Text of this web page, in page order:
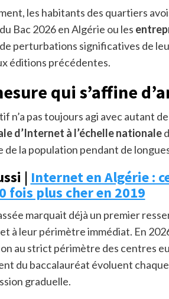
les habitants des quartiers
Bac 2026 en Algérie ou les
perturbations significatives de
éditions précédentes.
qui s’affine
n’a pas toujours agi avec autant
d’Internet à l’échelle nationale
de la population pendant de
| Internet en Algérie :
fois plus cher en 2019
marquait déjà un premier
et à leur périmètre immédiat. En
au strict périmètre des centres
du baccalauréat évoluent
graduelle.